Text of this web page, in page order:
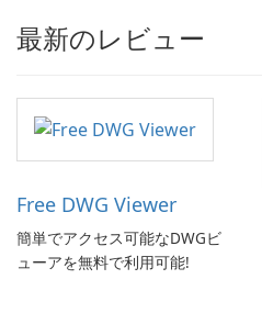
最新のレビュー
Free DWG Viewer
簡単でアクセス可能なDWGビ
ューアを無料で利用可能!